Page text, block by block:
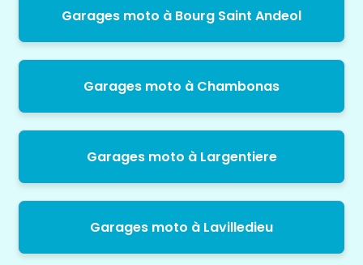
Garages moto à Bourg Saint Andeol
Garages moto à Chambonas
Garages moto à Largentiere
Garages moto à Lavilledieu